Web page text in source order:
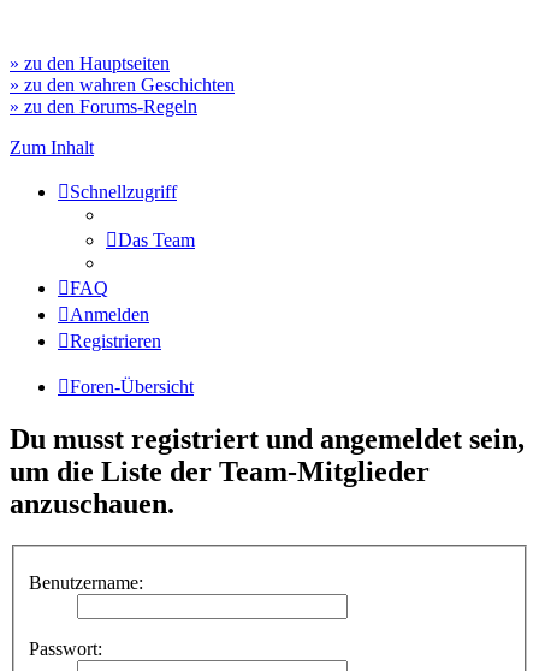
» zu den Hauptseiten
» zu den wahren Geschichten
» zu den Forums-Regeln
Zum Inhalt
Schnellzugriff
Das Team
FAQ
Anmelden
Registrieren
Foren-Übersicht
Du musst registriert und angemeldet sein,
um die Liste der Team-Mitglieder
anzuschauen.
Benutzername:
Passwort: